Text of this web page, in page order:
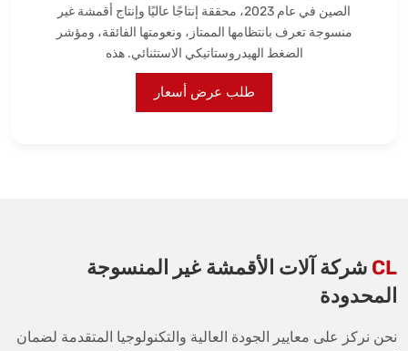
الصين في عام 2023، محققة إنتاجًا عاليًا وإنتاج أقمشة غير
منسوجة تعرف بانتظامها الممتاز، ونعومتها الفائقة، ومؤشر
الضغط الهيدروستاتيكي الاستثنائي. هذه
طلب عرض أسعار
CL شركة آلات الأقمشة غير المنسوجة
المحدودة
نحن نركز على معايير الجودة العالية والتكنولوجيا المتقدمة لضمان